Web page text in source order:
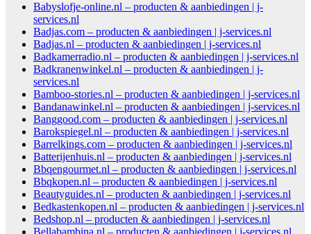
Babyslofje-online.nl – producten & aanbiedingen | j-
services.nl
Badjas.com – producten & aanbiedingen | j-services.nl
Badjas.nl – producten & aanbiedingen | j-services.nl
Badkamerradio.nl – producten & aanbiedingen | j-services.nl
Badkranenwinkel.nl – producten & aanbiedingen | j-
services.nl
Bamboo-stories.nl – producten & aanbiedingen | j-services.nl
Bandanawinkel.nl – producten & aanbiedingen | j-services.nl
Banggood.com – producten & aanbiedingen | j-services.nl
Barokspiegel.nl – producten & aanbiedingen | j-services.nl
Barrelkings.com – producten & aanbiedingen | j-services.nl
Batterijenhuis.nl – producten & aanbiedingen | j-services.nl
Bbqengourmet.nl – producten & aanbiedingen | j-services.nl
Bbqkopen.nl – producten & aanbiedingen | j-services.nl
Beautyguides.nl – producten & aanbiedingen | j-services.nl
Bedkastenkopen.nl – producten & aanbiedingen | j-services.nl
Bedshop.nl – producten & aanbiedingen | j-services.nl
Bellabambina.nl – producten & aanbiedingen | j-services.nl